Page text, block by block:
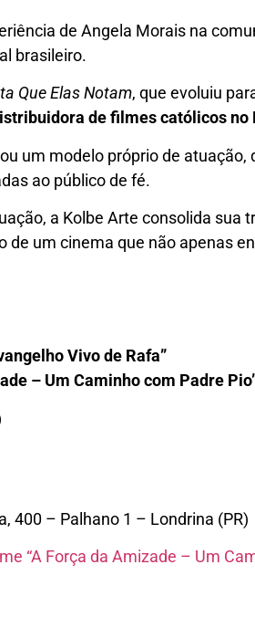
de Angela Morais na
brasileiro.
Que Elas Notam, que evoluiu
de filmes católicos no
um modelo próprio de
ao público de fé.
a Kolbe Arte consolida
de um cinema que não apenas
Vivo de Rafa”
– Um Caminho com Padre
400 – Palhano 1 – Londrina (PR)
“A Força da Amizade – Um